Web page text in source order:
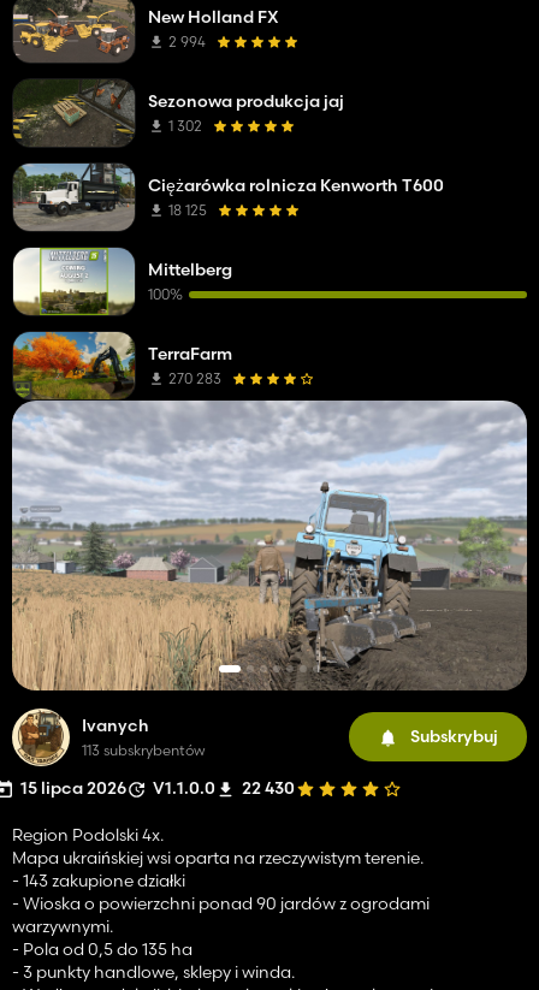
Ivanych
113 subskrybentów
Subskrybuj
15 lipca 2026 V1.1.0.0 22 430
Region Podolski 4x.
Mapa ukraińskiej wsi oparta na rzeczywistym terenie.
- 143 zakupione działki
- Wioska o powierzchni ponad 90 jardów z ogrodami
warzywnymi.
- Pola od 0,5 do 135 ha
- 3 punkty handlowe, sklepy i winda.
New Holland FX
2 994
Sezonowa produkcja jaj
1 302
Ciężarówka rolnicza Kenworth T600
18 125
Mittelberg
100%
TerraFarm
270 283